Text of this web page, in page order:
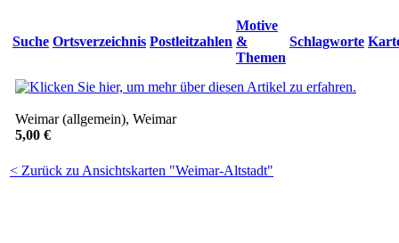
Suche Ortsverzeichnis Postleitzahlen
Motive
&
Themen
Schlagworte
Weimar (allgemein), Weimar
5,00 €
< Zurück zu Ansichtskarten "Weimar-Altstadt"